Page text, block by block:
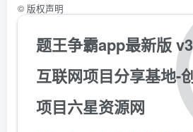
© 版权声明
题王争霸app最新版
互联网项目分享基地-
项目六星资源网